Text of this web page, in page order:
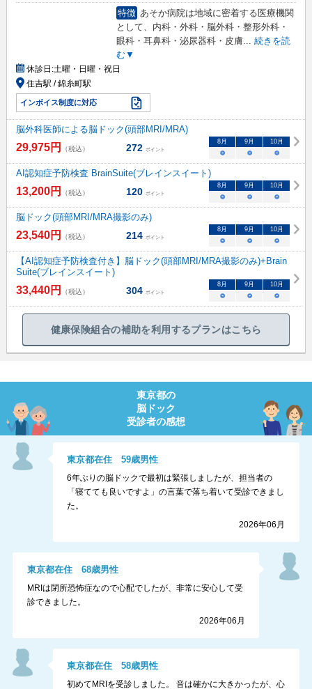
特徴 あそか病院は地域に密着する医療機関
として、内科・外科・脳外科・整形外科・
眼科・耳鼻科・泌尿器科・皮膚...
続きを読
む▼
休診日:土曜・日曜・祝日
住吉駅 / 錦糸町駅
インボイス制度に対応
脳外科医師による脳ドック(頭部MRI/MRA)
29,975円 （税込） 272 ポイント
8 月 9 月 10月
○ ○ ○
AI認知症予防検査 BrainSuite(ブレインスイート)
13,200円 （税込） 120 ポイント
8 月 9 月 10月
○ ○ ○
脳ドック(頭部MRI/MRA撮影のみ)
23,540円 （税込） 214 ポイント
8 月 9 月 10月
○ ○ ○
【AI認知症予防検査付き】脳ドック(頭部MRI/MRA撮影のみ)+Brain
Suite(ブレインスイート)
33,440円 （税込） 304 ポイント
8 月 9 月 10月
○ ○ ○
健康保険組合の補助を利用するプランはこちら
東京都の
脳ドック
受診者の感想
東京都在住59歳男性
6年ぶりの脳ドックで最初は緊張しましたが、担当者の
「寝てても良いですよ」の言葉で落ち着いて受診できまし
た。
2026年06月
東京都在住 68歳男性
MRIは閉所恐怖症なので心配でしたが、非常に安心して受
診できました。
2026年06月
東京都在住58歳男性
初めてMRIを受診しました。 音は確かに大きかったが、心